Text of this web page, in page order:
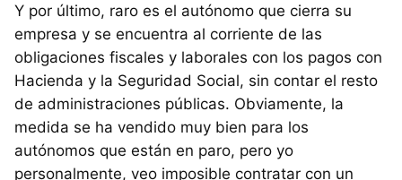
Y por último, raro es el autónomo que cierra su
empresa y se encuentra al corriente de las
obligaciones fiscales y laborales con los pagos con
Hacienda y la Seguridad Social, sin contar el resto
de administraciones públicas. Obviamente, la
medida se ha vendido muy bien para los
autónomos que están en paro, pero yo
personalmente, veo imposible contratar con un